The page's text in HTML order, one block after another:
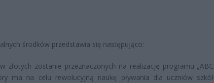
środków przedstawia się następująco:
złotych zostanie przeznaczonych na realizację programu „ABC
ma na celu rewolucyjną naukę pływania dla uczniów szkół